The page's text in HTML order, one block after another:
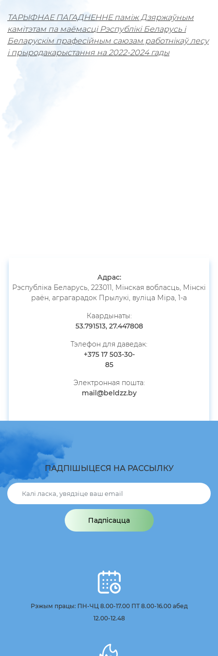
дакументы
ТАРЫФНАЕ ПАГАДНЕННЕ паміж Дзяржаўным
камітэтам па маёмасці Рэспублікі Беларусь і
Беларускім прафесійным саюзам работнікаў лесу
і прыродакарыстання на 2022-2024 гады
Адрас:
Рэспубліка Беларусь, 223011, Мінская вобласць, Мінскі
раён, аграгарадок Прылукі, вуліца Міра, 1-а
Каардынаты:
53.791513, 27.447808
Тэлефон для даведак:
+375 17 503-30-
85
Электронная пошта:
mail@beldzz.by
ПАДПІШЫЦЕСЯ НА РАССЫЛКУ
Падпісацца
Рэжым працы: ПН-ЧЦ 8.00-17.00 ПТ 8.00-16.00 абед
12.00-12.48